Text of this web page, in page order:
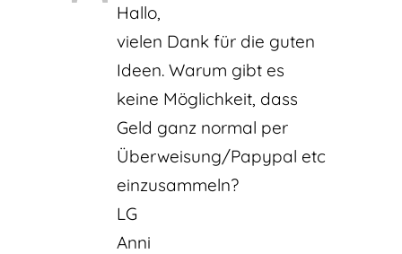
Hallo,
vielen Dank für die guten
Ideen. Warum gibt es
keine Möglichkeit, dass
Geld ganz normal per
Überweisung/Papypal etc
einzusammeln?
LG
Anni